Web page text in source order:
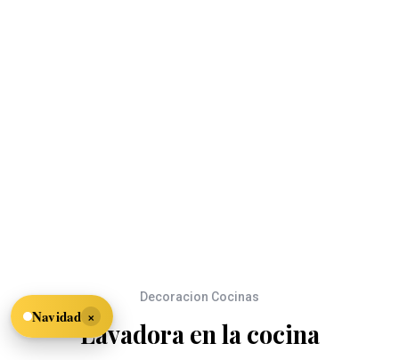
Decoracion Cocinas
Lavadora en la cocina
Navidad ×